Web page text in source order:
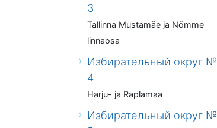
3
Tallinna Mustamäe ja Nõmme
linnaosa
Избирательный округ №
4
Harju- ja Raplamaa
Избирательный округ №